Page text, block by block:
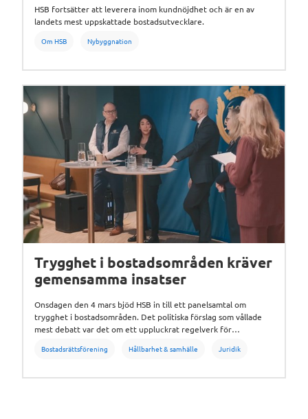
HSB fortsätter att leverera inom kundnöjdhet och är en av
landets mest uppskattade bostadsutvecklare.
Om HSB Nybyggnation
Trygghet i bostadsområden kräver
gemensamma insatser
Onsdagen den 4 mars bjöd HSB in till ett panelsamtal om
trygghet i bostadsområden. Det politiska förslag som vållade
mest debatt var det om ett uppluckrat regelverk för
Bostadsrättsförening Hållbarhet & samhälle Juridik